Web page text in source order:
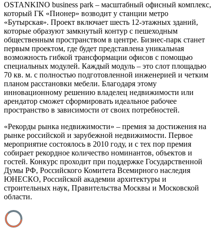
OSTANKINO business park – масштабный офисный комплекс,
который ГК «Пионер» возводит у станции метро
«Бутырская». Проект включает шесть 12-этажных зданий,
которые образуют замкнутый контур с пешеходным
общественным пространством в центре. Бизнес-парк станет
первым проектом, где будет представлена уникальная
возможность гибкой трансформации офисов с помощью
специальных модулей. Каждый модуль – это слот площадью
70 кв. м. с полностью подготовленной инженерией и четким
планом расстановки мебели. Благодаря этому
инновационному решению владелец недвижимости или
арендатор сможет сформировать идеальное рабочее
пространство в зависимости от своих потребностей.
«Рекорды рынка недвижимости» – премия за достижения на
рынке российской и зарубежной недвижимости. Первое
мероприятие состоялось в 2010 году, и с тех пор премия
собирает рекордное количество номинантов, объектов и
гостей. Конкурс проходит при поддержке Государственной
Думы РФ, Российского Комитета Всемирного наследия
ЮНЕСКО, Российской академии архитектуры и
строительных наук, Правительства Москвы и Московской
области.